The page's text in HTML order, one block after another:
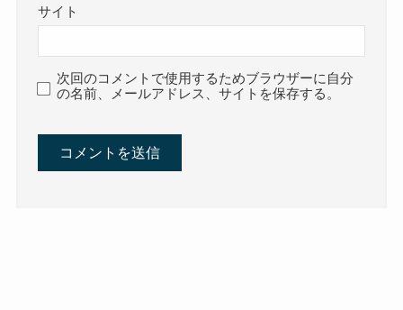
サイト
次回のコメントで使用するためブラウザーに自分
の名前、メールアドレス、サイトを保存する。